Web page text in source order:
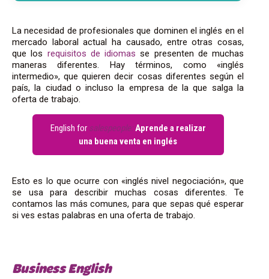
La necesidad de profesionales que dominen el inglés en el
mercado laboral actual ha causado, entre otras cosas,
que los requisitos de idiomas se presenten de muchas
maneras diferentes. Hay términos, como «inglés
intermedio», que quieren decir cosas diferentes según el
país, la ciudad o incluso la empresa de la que salga la
oferta de trabajo.
English for salespeople:Aprende a realizar
una buena venta en inglés
Esto es lo que ocurre con «inglés nivel negociación», que
se usa para describir muchas cosas diferentes. Te
contamos las más comunes, para que sepas qué esperar
si ves estas palabras en una oferta de trabajo.
Business English